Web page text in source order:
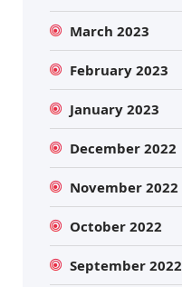
March 2023
February 2023
January 2023
December 2022
November 2022
October 2022
September 2022